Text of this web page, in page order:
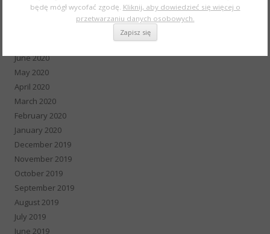
September 2020
June 2020
May 2020
April 2020
March 2020
February 2020
January 2020
December 2019
November 2019
October 2019
September 2019
August 2019
July 2019
June 2019
będę mógł wycofać zgodę. Kliknij, aby dowiedzieć się więcej o
przetwarzaniu danych osobowych.